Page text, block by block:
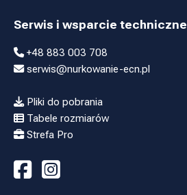
Serwis i wsparcie techniczne
+48 883 003 708
serwis@nurkowanie-ecn.pl
Pliki do pobrania
Tabele rozmiarów
Strefa Pro